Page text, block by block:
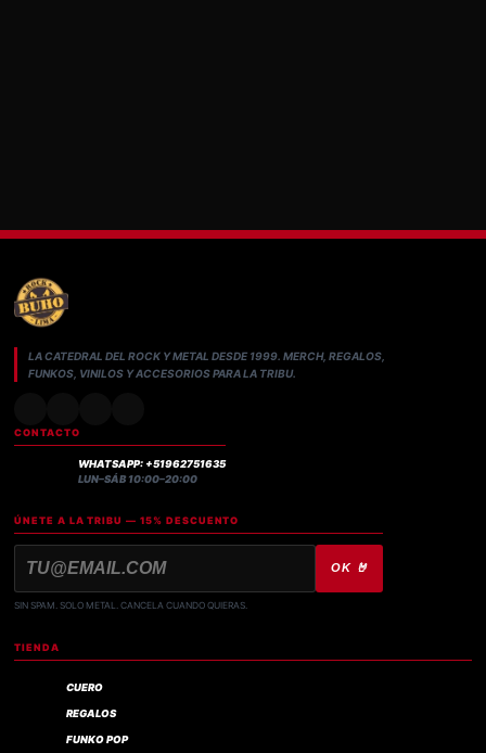
LA CATEDRAL DEL ROCK Y METAL DESDE 1999. MERCH, REGALOS,
FUNKOS, VINILOS Y ACCESORIOS PARA LA TRIBU.
CONTACTO
WHATSAPP: +51962751635
LUN–SÁB 10:00–20:00
ÚNETE A LA TRIBU — 15% DESCUENTO
OK 🤘
SIN SPAM. SOLO METAL. CANCELA CUANDO QUIERAS.
TIENDA
CUERO
REGALOS
FUNKO POP